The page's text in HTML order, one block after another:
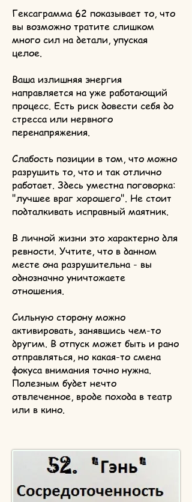
Гексаграмма 62 показывает то, что
вы возможно тратите слишком
много сил на детали, упуская
целое.
Ваша излишняя энергия
направляется на уже работающий
процесс. Есть риск довести себя до
стресса или нервного
перенапряжения.
Слабость позиции в том, что можно
разрушить то, что и так отлично
работает. Здесь уместна поговорка:
"лучшее враг хорошего". Не стоит
подталкивать исправный маятник.
В личной жизни это характерно для
ревности. Учтите, что в данном
месте она разрушительна - вы
однозначно уничтожаете
отношения.
Сильную сторону можно
активировать, занявшись чем-то
другим. В отпуск может быть и рано
отправляться, но какая-то смена
фокуса внимания точно нужна.
Полезным будет нечто
отвлеченное, вроде похода в театр
или в кино.